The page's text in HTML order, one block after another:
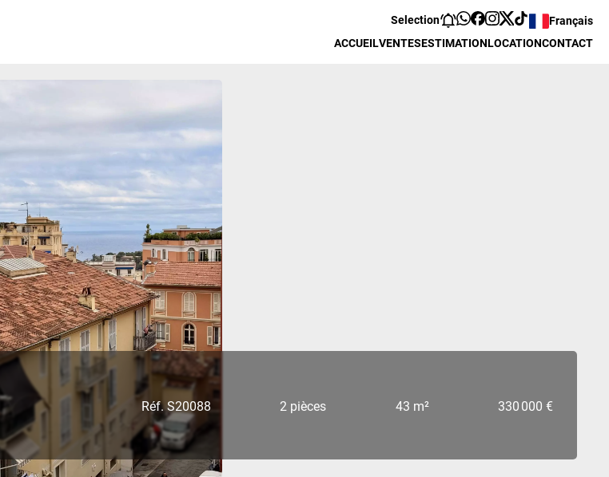
Selection
Français
ACCUEILVENTESESTIMATIONLOCATIONCONTACT
Réf. S20088 2 pièces 43 m² 330 000 €